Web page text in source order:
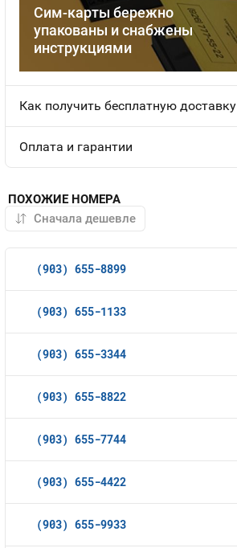
Сим-карты бережно
упакованы и снабжены
инструкциями
Как получить бесплатную доставку
Оплата и гарантии
ПОХОЖИЕ НОМЕРА
(903) 655-8899
(903) 655-1133
(903) 655-3344
(903) 655-8822
(903) 655-7744
(903) 655-4422
(903) 655-9933